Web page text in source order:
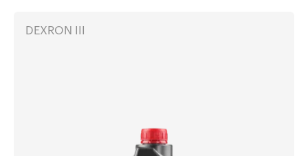
DEXRON III